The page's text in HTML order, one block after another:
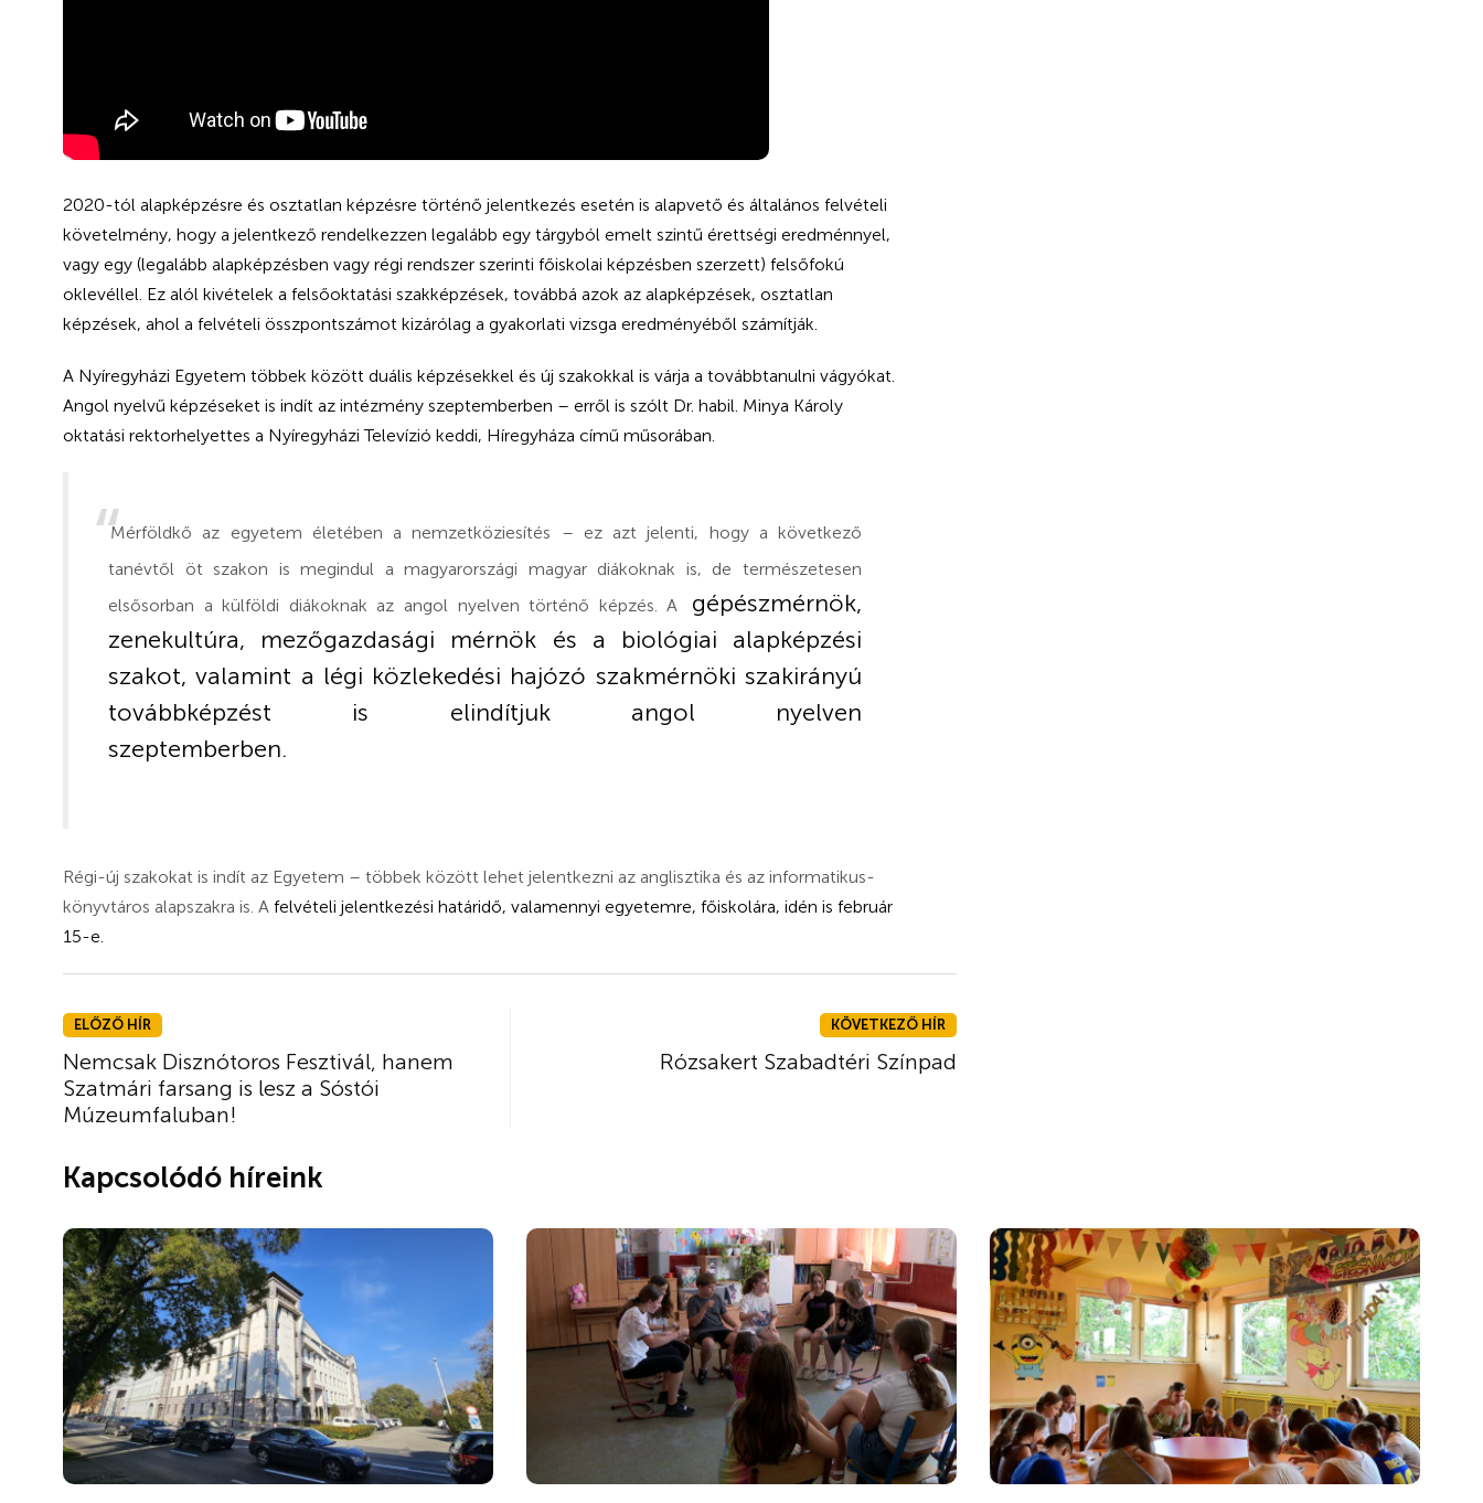
2020-tól alapképzésre és osztatlan képzésre történő jelentkezés esetén is alapvető és általános felvételi
követelmény, hogy a jelentkező rendelkezzen legalább egy tárgyból emelt szintű érettségi eredménnyel,
vagy egy (legalább alapképzésben vagy régi rendszer szerinti főiskolai képzésben szerzett) felsőfokú
oklevéllel. Ez alól kivételek a felsőoktatási szakképzések, továbbá azok az alapképzések, osztatlan
képzések, ahol a felvételi összpontszámot kizárólag a gyakorlati vizsga eredményéből számítják.
A Nyíregyházi Egyetem többek között duális képzésekkel és új szakokkal is várja a továbbtanulni vágyókat.
Angol nyelvű képzéseket is indít az intézmény szeptemberben – erről is szólt Dr. habil. Minya Károly
oktatási rektorhelyettes a Nyíregyházi Televízió keddi, Híregyháza című műsorában.
Mérföldkő az egyetem életében a nemzetköziesítés – ez azt jelenti, hogy a következő
tanévtől öt szakon is megindul a magyarországi magyar diákoknak is, de természetesen
elsősorban a külföldi diákoknak az angol nyelven történő képzés. A
gépészmérnök,
zenekultúra, mezőgazdasági mérnök és a biológiai alapképzési
szakot, valamint a légi közlekedési hajózó szakmérnöki szakirányú
továbbképzést is elindítjuk angol nyelven
szeptemberben.
Régi-új szakokat is indít az Egyetem – többek között lehet jelentkezni az anglisztika és az informatikus-
könyvtáros alapszakra is. A felvételi jelentkezési határidő, valamennyi egyetemre, főiskolára, idén is február
15-e.
ELŐZŐ HÍR
Nemcsak Disznótoros Fesztivál, hanem
Szatmári farsang is lesz a Sóstói
Múzeumfaluban!
KÖVETKEZŐ HÍR
Rózsakert Szabadtéri Színpad
Kapcsolódó híreink